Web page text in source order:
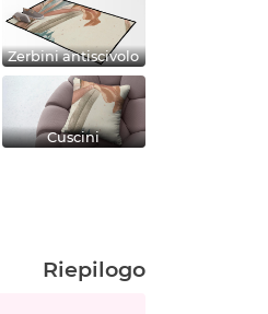
Zerbini antiscivolo
Cuscini
Riepilogo